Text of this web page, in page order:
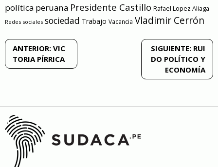
política peruana Presidente Castillo Rafael Lopez Aliaga
Redes sociales sociedad Trabajo Vacancia Vladimir Cerrón
Navegación
de
ANTERIOR: VIC
TORIA PÍRRICA
SIGUIENTE: RUI
DO POLÍTICO Y
ECONOMÍA